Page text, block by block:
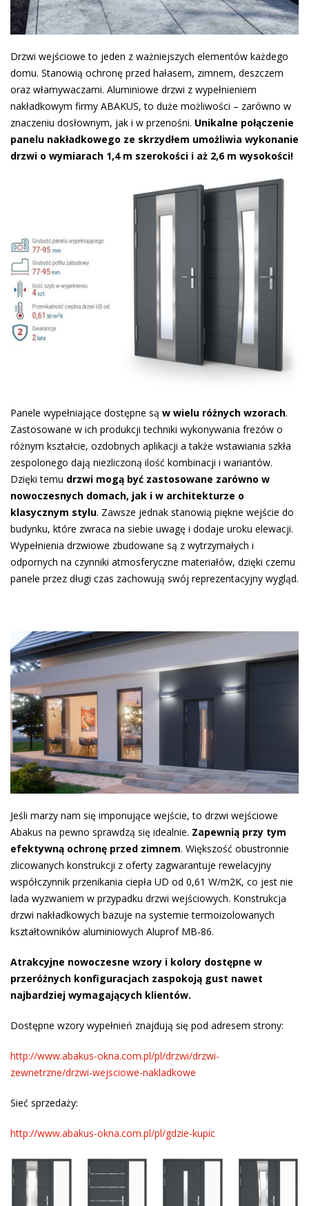
Drzwi wejściowe to jeden z ważniejszych elementów każdego
domu. Stanowią ochronę przed hałasem, zimnem, deszczem
oraz włamywaczami. Aluminiowe drzwi z wypełnieniem
nakładkowym firmy ABAKUS, to duże możliwości – zarówno w
znaczeniu dosłownym, jak i w przenośni. Unikalne połączenie
panelu nakładkowego ze skrzydłem umożliwia wykonanie
drzwi o wymiarach 1,4 m szerokości i aż 2,6 m wysokości!
Panele wypełniające dostępne są w wielu różnych wzorach.
Zastosowane w ich produkcji techniki wykonywania frezów o
różnym kształcie, ozdobnych aplikacji a także wstawiania szkła
zespolonego dają niezliczoną ilość kombinacji i wariantów.
Dzięki temu drzwi mogą być zastosowane zarówno w
nowoczesnych domach, jak i w architekturze o
klasycznym stylu. Zawsze jednak stanowią piękne wejście do
budynku, które zwraca na siebie uwagę i dodaje uroku elewacji.
Wypełnienia drzwiowe zbudowane są z wytrzymałych i
odpornych na czynniki atmosferyczne materiałów, dzięki czemu
panele przez długi czas zachowują swój reprezentacyjny wygląd.
Jeśli marzy nam się imponujące wejście, to drzwi wejściowe
Abakus na pewno sprawdzą się idealnie. Zapewnią przy tym
efektywną ochronę przed zimnem. Większość obustronnie
zlicowanych konstrukcji z oferty zagwarantuje rewelacyjny
współczynnik przenikania ciepła UD od 0,61 W/m2K, co jest nie
lada wyzwaniem w przypadku drzwi wejściowych. Konstrukcja
drzwi nakładkowych bazuje na systemie termoizolowanych
kształtowników aluminiowych Aluprof MB-86.
Atrakcyjne nowoczesne wzory i kolory dostępne w
przeróżnych konfiguracjach zaspokoją gust nawet
najbardziej wymagających klientów.
Dostępne wzory wypełnień znajdują się pod adresem strony:
http://www.abakus-okna.com.pl/pl/drzwi/drzwi-
zewnetrzne/drzwi-wejsciowe-nakladkowe
Sieć sprzedaży:
http://www.abakus-okna.com.pl/pl/gdzie-kupic